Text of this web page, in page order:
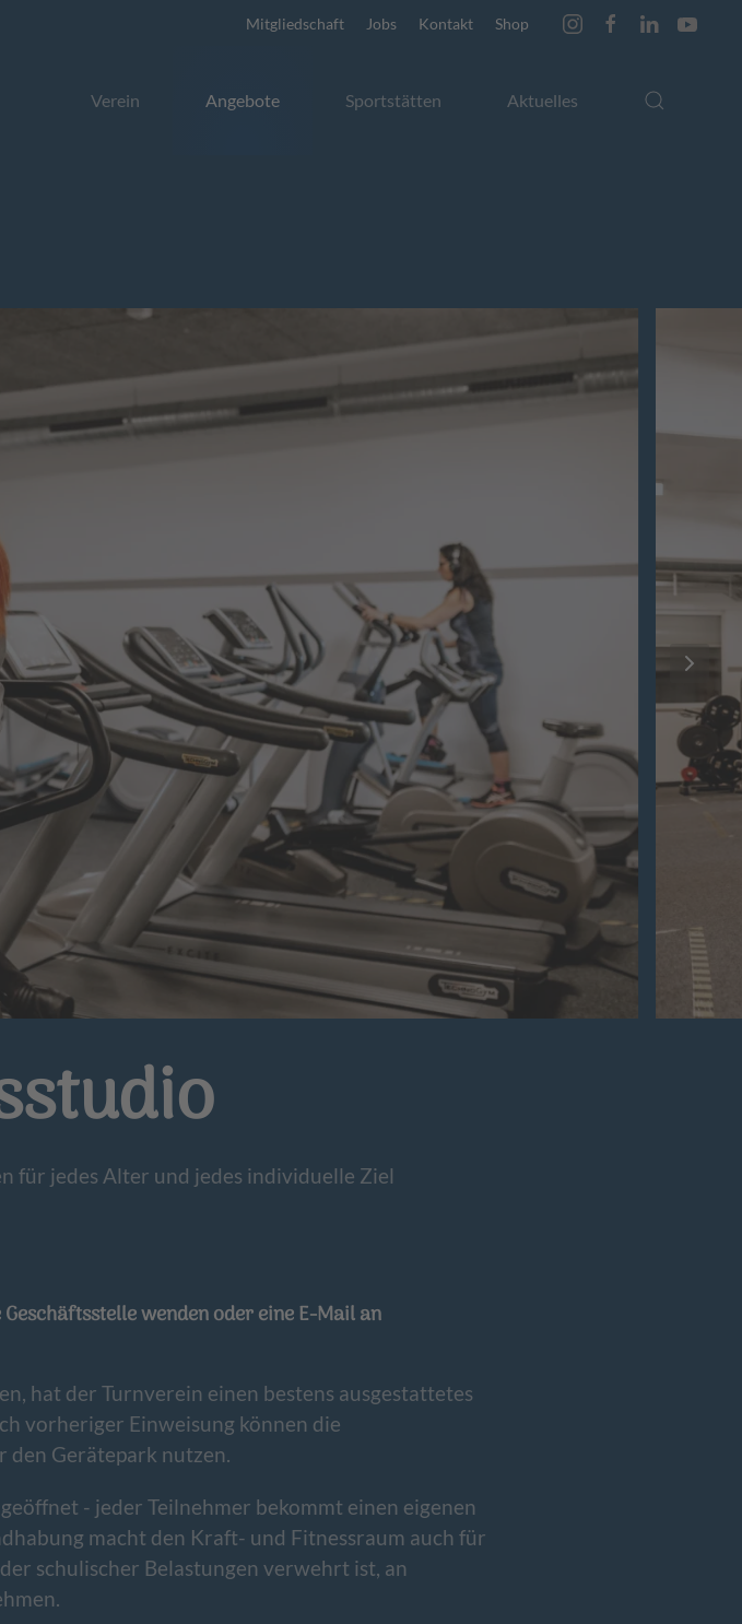
Mitgliedschaft Jobs Kontakt Shop
Verein Angebote Sportstätten Aktuelles
für jedes Alter und jedes individuelle Ziel
wenden oder eine E-Mail an
hat der Turnverein einen bestens ausgestattetes
vorheriger Einweisung können die
den Gerätepark nutzen.
- jeder Teilnehmer bekommt einen eigenen
macht den Kraft- und Fitnessraum auch für
schulischer Belastungen verwehrt ist, an